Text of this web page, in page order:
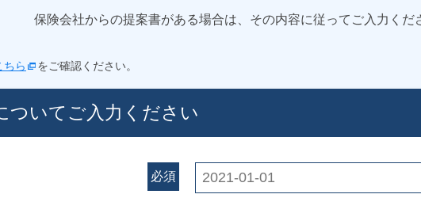
保険会社からの提案書がある場合は、その内容に従ってご入力くだ
ちら をご確認ください。
ついてご入力ください
必須